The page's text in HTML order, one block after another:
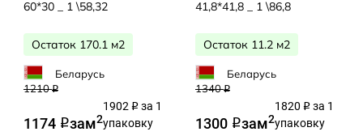
60*30 _ 1 \58,32
Остаток 170.1 м2
Беларусь
1210q
1174 qзам2
1902 q за 1
упаковку
41,8*41,8 _ 1 \86,8
Остаток 11.2 м2
Беларусь
1340q
1300 qзам2
1820 q за 1
упаковку